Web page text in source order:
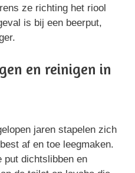
ze richting het riool
is bij een beerput,
en reinigen in
jaren stapelen zich
af en toe leegmaken.
put dichtslibben en